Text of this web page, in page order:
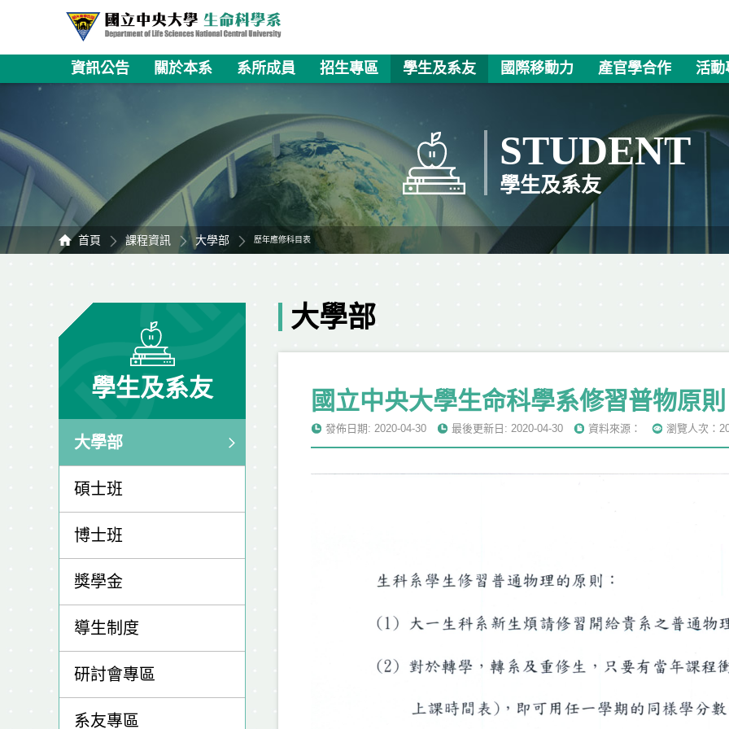
資訊公告 關於本系 系所成員 招生專區 學生及系友 國際移動力 產官學合作 活動
STUDENT
學生及系友
首頁 課程資訊 大學部 歷年應修科目表
學生及系友
大學部
碩士班
博士班
獎學金
導生制度
研討會專區
系友專區
大學部
國立中央大學生命科學系修習普物原則
發佈日期: 2020-04-30 最後更新日: 2020-04-30 資料來源： 瀏覽人次：